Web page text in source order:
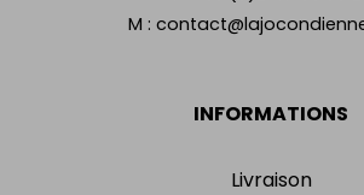
INFORMATIONS
Livraison
M :